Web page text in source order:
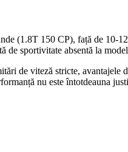
(1.8T 150 CP), față de 10-
sportivitate absentă la
de viteză stricte,
nu este întotdeauna